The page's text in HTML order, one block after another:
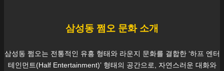
삼성동 쩜오 문화 소개
삼성동 쩜오는 전통적인 유흥 형태와 라운지 문화를 결합한 ‘하프 엔터
테인먼트(Half Entertainment)’ 형태의 공간으로, 자연스러운 대화와